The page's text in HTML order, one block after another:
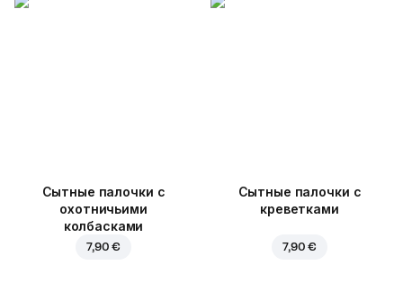
Cытные палочки с
охотничьими
колбасками
7,90 €
Сытные палочки с
креветками
7,90 €